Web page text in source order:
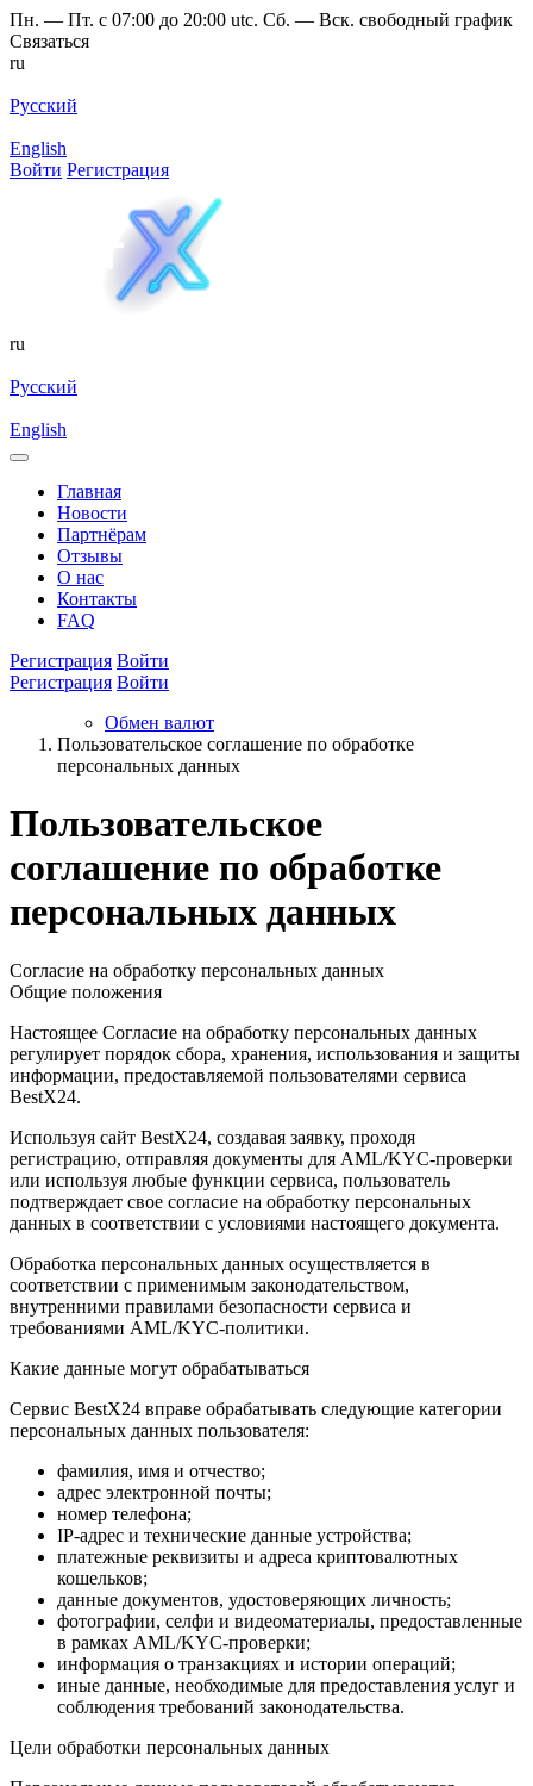
Пн. — Пт. с 07:00 до 20:00 utc. Сб. — Вск. свободный график
Связаться
ru
Русский
English
Войти Регистрация
ru
Русский
English
Главная
Новости
Партнёрам
Отзывы
О нас
Контакты
FAQ
Регистрация Войти
Регистрация Войти
Обмен валют
Пользовательское соглашение по обработке
персональных данных
Пользовательское
соглашение по обработке
персональных данных
Согласие на обработку персональных данных
Общие положения
Настоящее Согласие на обработку персональных данных
регулирует порядок сбора, хранения, использования и защиты
информации, предоставляемой пользователями сервиса
BestX24.
Используя сайт BestX24, создавая заявку, проходя
регистрацию, отправляя документы для AML/KYC-проверки
или используя любые функции сервиса, пользователь
подтверждает свое согласие на обработку персональных
данных в соответствии с условиями настоящего документа.
Обработка персональных данных осуществляется в
соответствии с применимым законодательством,
внутренними правилами безопасности сервиса и
требованиями AML/KYC-политики.
Какие данные могут обрабатываться
Сервис BestX24 вправе обрабатывать следующие категории
персональных данных пользователя:
фамилия, имя и отчество;
адрес электронной почты;
номер телефона;
IP-адрес и технические данные устройства;
платежные реквизиты и адреса криптовалютных
кошельков;
данные документов, удостоверяющих личность;
фотографии, селфи и видеоматериалы, предоставленные
в рамках AML/KYC-проверки;
информация о транзакциях и истории операций;
иные данные, необходимые для предоставления услуг и
соблюдения требований законодательства.
Цели обработки персональных данных